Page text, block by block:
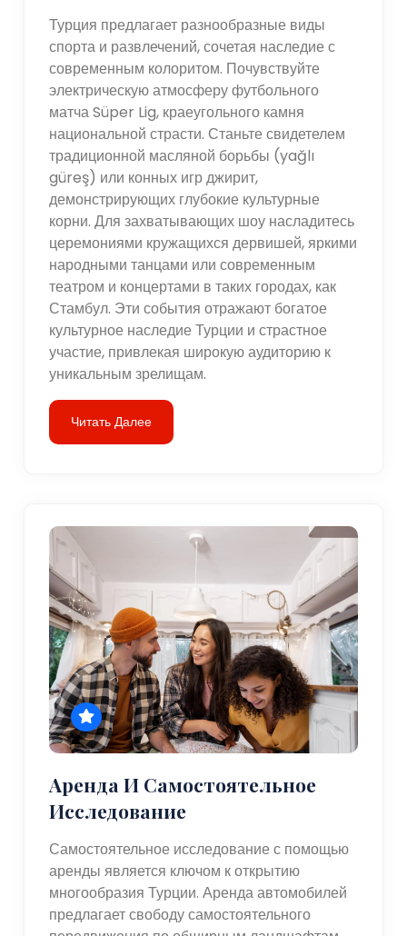
Турция предлагает разнообразные виды
спорта и развлечений, сочетая наследие с
современным колоритом. Почувствуйте
электрическую атмосферу футбольного
матча Süper Lig, краеугольного камня
национальной страсти. Станьте свидетелем
традиционной масляной борьбы (yağlı
güreş) или конных игр джирит,
демонстрирующих глубокие культурные
корни. Для захватывающих шоу насладитесь
церемониями кружащихся дервишей, яркими
народными танцами или современным
театром и концертами в таких городах, как
Стамбул. Эти события отражают богатое
культурное наследие Турции и страстное
участие, привлекая широкую аудиторию к
уникальным зрелищам.
Читать Далее
Аренда И Самостоятельное
Исследование
Самостоятельное исследование с помощью
аренды является ключом к открытию
многообразия Турции. Аренда автомобилей
предлагает свободу самостоятельного